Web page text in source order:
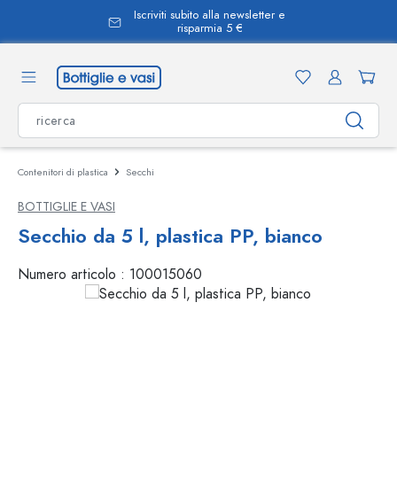
Iscriviti subito alla newsletter e
risparmia 5 €
Contenitori di plastica Secchi
BOTTIGLIE E VASI
Secchio da 5 l, plastica PP, bianco
Numero articolo : 100015060